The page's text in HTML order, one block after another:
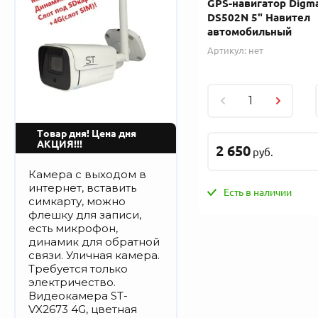
Товар дня! Цена дня
АКЦИЯ!!!
Камера с выходом в
интернет, вставить
симкарту, можно
флешку для записи,
есть микрофон,
динамик для обратной
связи. Уличная камера.
Требуется только
электричество.
Видеокамера ST-
VX2673 4G, цветная
GPS-навигатор
DS502N 5" Навител
автомобильный
Артикул: нет
2 650 руб.
Есть в наличии